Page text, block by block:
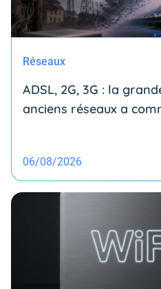
Réseaux
ADSL, 2G, 3G : la
anciens réseaux a
06/08/2026